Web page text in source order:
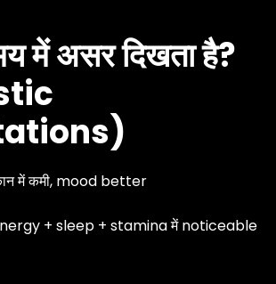
में असर दिखता है?
में कमी, mood better
+ sleep + stamina में noticeable